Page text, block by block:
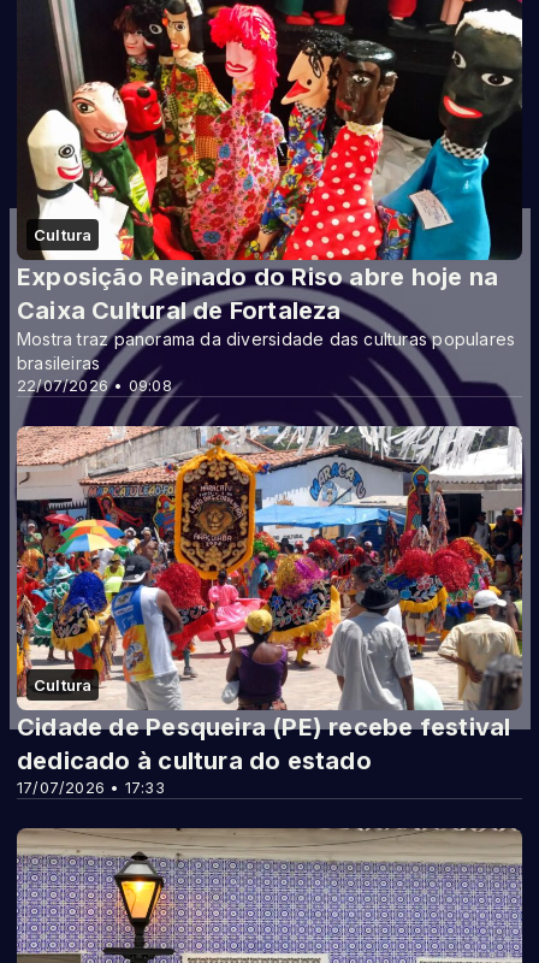
Cultura
22/07/2026 • 09:08
Exposição Reinado do Riso abre hoje na
Caixa Cultural de Fortaleza
Mostra traz panorama da diversidade das culturas populares
brasileiras
Cultura
17/07/2026 • 17:33
Cidade de Pesqueira (PE) recebe festival
dedicado à cultura do estado